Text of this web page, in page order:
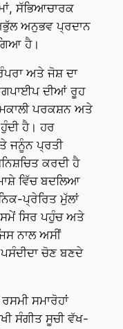
ਸੱਭਿਆਚਾਰਕ
ਅਨੁਭਵ ਪ੍ਰਦਾਨ
ਹੈ।
ਅਤੇ ਜੋਸ਼ ਦਾ
ਦੀਆਂ ਰੂਹ
ਪਰਕਸ਼ਨ ਅਤੇ
ਹੈ। ਹਰ
ਜਨੂੰਨ ਪ੍ਰਤੀ
ਕਰਦੀ ਹੈ
ਵਿੱਚ ਬਦਲਿਆ
ਪ੍ਰੇਰਿਤ ਮੁੱਲਾਂ
ਸਿਰ ਪਹੁੰਚ ਅਤੇ
ਨਾਲ ਅਸੀਂ
ਚੋਣ ਬਣਦੇ
ਸਮਾਰੋਹਾਂ
ਸੰਗੀਤ ਸੂਚੀ ਵੱਖ-